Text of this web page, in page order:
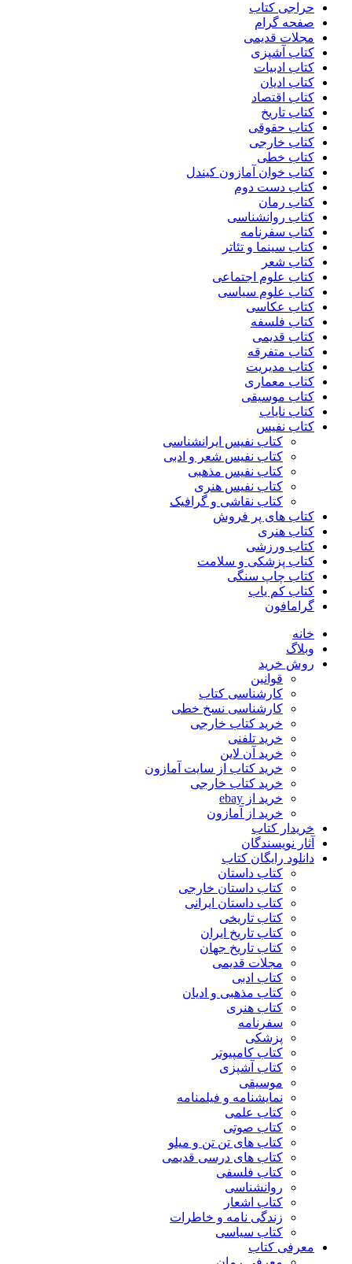
حراجی کتاب
صفحه گرام
مجلات قدیمی
کتاب آشپزی
کتاب ادبیات
کتاب ادیان
کتاب اقتصاد
کتاب تاریخ
کتاب حقوقی
کتاب خارجی
کتاب خطی
کتاب خوان آمازون کیندل
کتاب دست دوم
کتاب رمان
کتاب روانشناسی
کتاب سفرنامه
کتاب سینما و تئاتر
کتاب شعر
کتاب علوم اجتماعی
کتاب علوم سیاسی
کتاب عکاسی
کتاب فلسفه
کتاب قدیمی
کتاب متفرقه
کتاب مدیریت
کتاب معماری
کتاب موسیقی
کتاب نایاب
کتاب نفیس
کتاب نفیس ایرانشناسی
کتاب نفیس شعر و ادبی
کتاب نفیس مذهبی
کتاب نفیس هنری
کتاب نقاشی و گرافیک
کتاب های پر فروش
کتاب هنری
کتاب ورزشی
کتاب پزشکی و سلامت
کتاب چاپ سنگی
کتاب کم یاب
گرامافون
خانه
وبلاگ
روش خرید
قوانین
کارشناسی کتاب
کارشناسی نسخ خطی
خرید کتاب خارجی
خرید تلفنی
خرید آن لاین
خرید کتاب از سایت آمازون
خرید کتاب خارجی
خرید از ebay
خرید از آمازون
خریدار کتاب
آثار نویسندگان
دانلود رایگان کتاب
کتاب داستان
کتاب داستان خارجی
کتاب داستان ایرانی
کتاب تاریخی
کتاب تاریخ ایران
کتاب تاریخ جهان
مجلات قدیمی
کتاب ادبی
کتاب مذهبی و ادیان
کتاب هنری
سفرنامه
پزشکی
کتاب کامپیوتر
کتاب آشپزی
موسیقی
نمایشنامه و فیلمنامه
کتاب علمی
کتاب صوتی
کتاب های تن تن و میلو
کتاب های درسی قدیمی
کتاب فلسفی
روانشناسی
کتاب اشعار
زندگی نامه و خاطرات
کتاب سیاسی
معرفی کتاب